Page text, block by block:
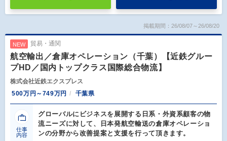
掲載期間：26/08/07～26/08/20
NEW 貿易・通関
航空輸出／倉庫オペレーション（千葉）【近鉄グルー
プHD／国内トップクラス国際総合物流】
株式会社近鉄エクスプレス
500万円～749万円
千葉県
仕事
内容
グローバルにビジネスを展開する日系・外資系顧客の物
流ニーズに対して、日本発航空輸送の倉庫オペレーショ
ンの分野から改善提案と支援を行って頂きます。